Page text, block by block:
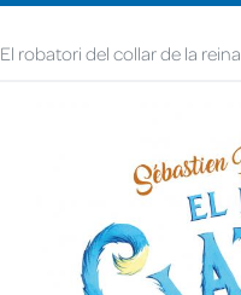
El robatori del collar de la reina